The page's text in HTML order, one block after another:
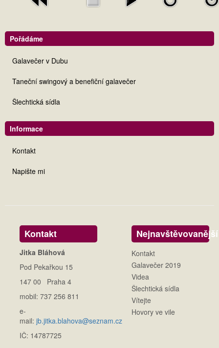
Pořádáme
Galavečer v Dubu
Taneční swingový a benefiční galavečer
Šlechtická sídla
Informace
Kontakt
Napište mi
Kontakt
Jitka Bláhová
Pod Pekařkou 15
147 00 Praha 4
mobil: 737 256 811
e-
mail: jb.jitka.blahova@seznam.cz
IČ: 14787725
Nejnavštěvovanější
Kontakt
Galavečer 2019
Videa
Šlechtická sídla
Vítejte
Hovory ve vile